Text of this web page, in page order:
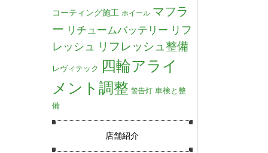
コーティング施工 ホイール マフラ
ー リチュームバッテリー リフ
レッシュ
リフレッシュ整備
レヴィテック 四輪アライ
メント調整 警告灯 車検と整
備
店舗紹介